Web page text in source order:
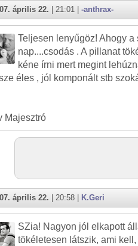
április 22. | 21:01 | -anthrax-
Teljesen lenyűgöz! Ahogy
nap....csodás . A pillanat
kéne írni mert megint
éles , jól komponált stb
Majesztró
április 22. | 20:58 | K.Geri
SZia! Nagyon jól elkapott
tökéletesen látszik, ami